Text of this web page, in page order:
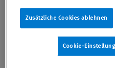
Verordnung fest, wie die
gewährleistet werden soll
Zusätzliche Cookies ablehnen
Cookie-